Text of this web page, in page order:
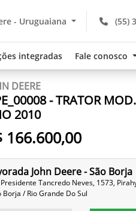
(55)
- Uruguaiana
integradas Fale conosco
DEERE
- TRATOR
2010
166.600,00
John Deere - São Borja
Tancredo Neves, 1573,
Borja / Rio Grande Do Sul